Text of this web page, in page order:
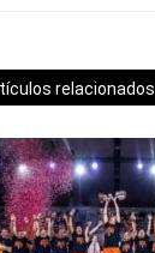
relacionados